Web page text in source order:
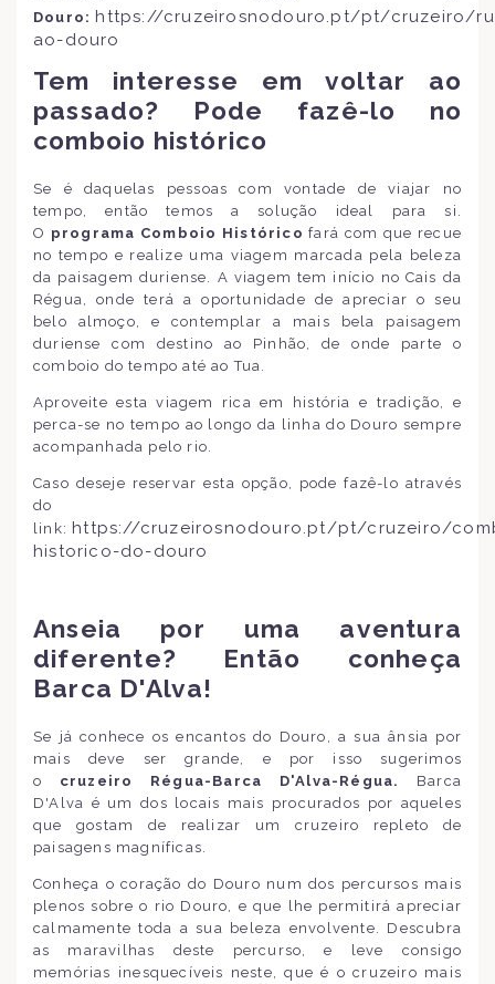
Douro: https://cruzeirosnodouro.pt/pt/cruzeiro/
ao-douro
Tem interesse em voltar ao
passado? Pode fazê-lo no
comboio histórico
Se é daquelas pessoas com vontade de viajar no
tempo, então temos a solução ideal para si.
O programa Comboio Histórico fará com que recue
no tempo e realize uma viagem marcada pela beleza
da paisagem duriense. A viagem tem início no Cais da
Régua, onde terá a oportunidade de apreciar o seu
belo almoço, e contemplar a mais bela paisagem
duriense com destino ao Pinhão, de onde parte o
comboio do tempo até ao Tua.
Aproveite esta viagem rica em história e tradição, e
perca-se no tempo ao longo da linha do Douro sempre
acompanhada pelo rio.
Caso deseje reservar esta opção, pode fazê-lo através
do
link: https://cruzeirosnodouro.pt/pt/cruzeiro/
historico-do-douro
Anseia por uma aventura
diferente? Então conheça
Barca D'Alva!
Se já conhece os encantos do Douro, a sua ânsia por
mais deve ser grande, e por isso sugerimos
o cruzeiro Régua-Barca D'Alva-Régua.
Barca
D'Alva é um dos locais mais procurados por aqueles
que gostam de realizar um cruzeiro repleto de
paisagens magníficas.
Conheça o coração do Douro num dos percursos mais
plenos sobre o rio Douro, e que lhe permitirá apreciar
calmamente toda a sua beleza envolvente. Descubra
as maravilhas deste percurso, e leve consigo
memórias inesquecíveis neste, que é o cruzeiro mais